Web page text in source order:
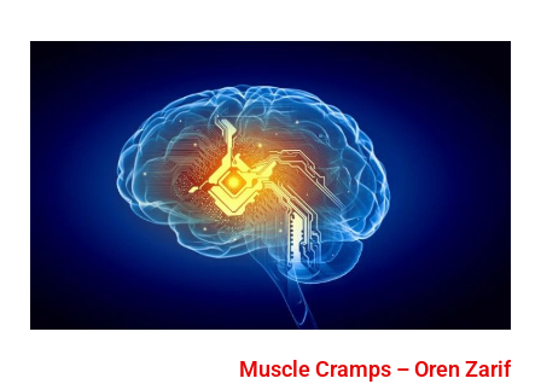
Muscle Cramps – Oren Zarif